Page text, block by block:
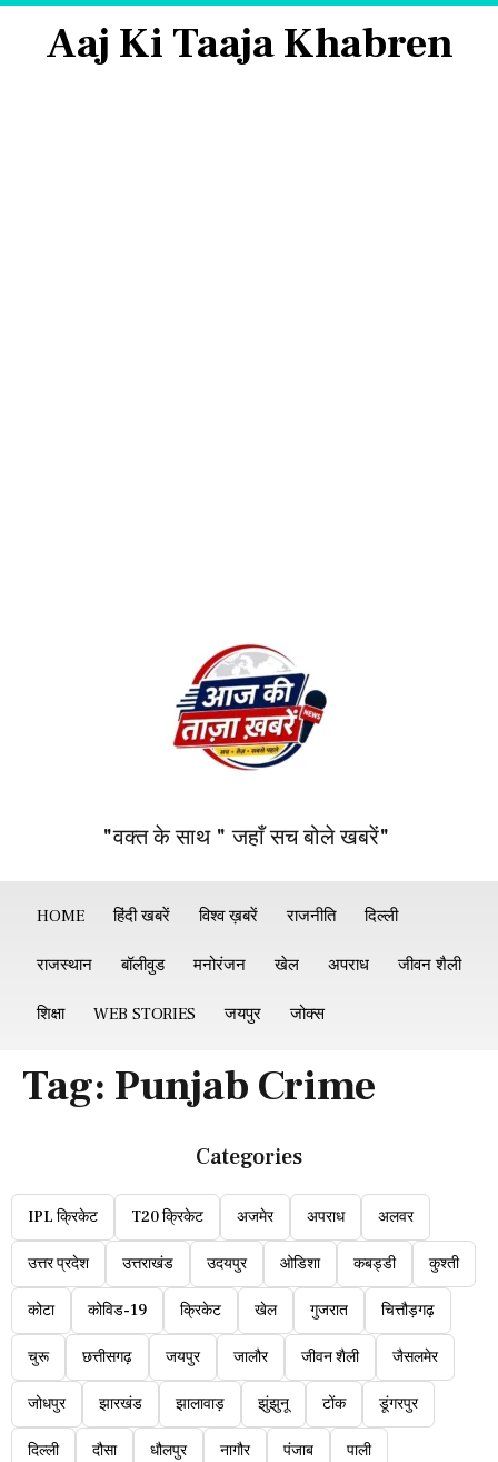
Aaj Ki Taaja Khabren
"वक्त के साथ " जहाँ सच बोले खबरें"
HOME हिंदी खबरें विश्व ख़बरें राजनीति दिल्ली
राजस्थान बॉलीवुड मनोरंजन खेल अपराध जीवन शैली
शिक्षा WEB STORIES जयपुर जोक्स
Tag: Punjab Crime
Categories
IPL क्रिकेट T20 क्रिकेट अजमेर अपराध अलवर
उत्तर प्रदेश उत्तराखंड उदयपुर ओडिशा कबड्डी कुश्ती
कोटा कोविड-19 क्रिकेट खेल गुजरात चित्तौड़गढ़
चुरू छत्तीसगढ़ जयपुर जालौर जीवन शैली जैसलमेर
जोधपुर झारखंड झालावाड़ झुंझुनू टोंक डूंगरपुर
दिल्ली दौसा धौलपुर नागौर पंजाब पाली